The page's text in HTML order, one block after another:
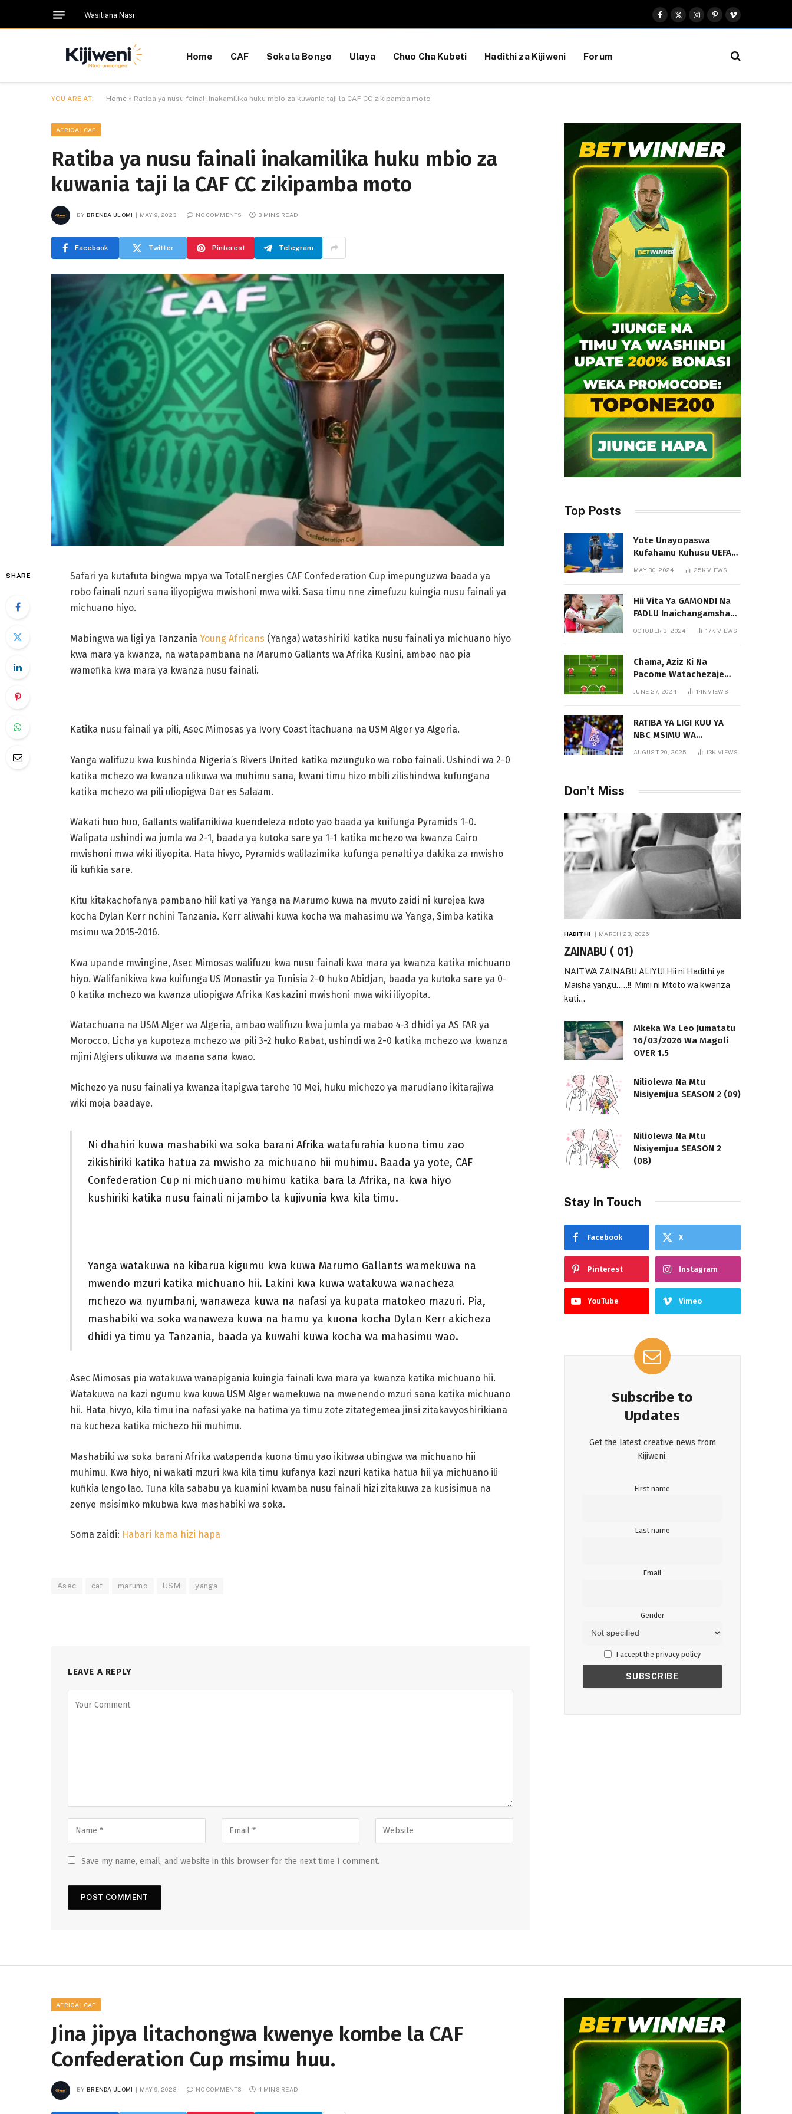
Wasiliana Nasi
Facebook
X
(Twitter)
Instagram
Pinterest
Vimeo
Home CAF Soka la Bongo Ulaya Chuo Cha Kubeti Hadithi za Kijiweni Forum
YOU ARE AT: Home » Ratiba ya nusu fainali inakamilika huku mbio za kuwania taji la CAF CC zikipamba moto
AFRICA | CAF
Ratiba ya nusu fainali inakamilika huku mbio za
kuwania taji la CAF CC zikipamba moto
BY BRENDA ULOMI MAY 9, 2023 NO COMMENTS 3 MINS READ
Facebook Twitter Pinterest Telegram
SHARE
Safari ya kutafuta bingwa mpya wa TotalEnergies CAF Confederation Cup imepunguzwa baada ya
robo fainali nzuri sana iliyopigwa mwishoni mwa wiki. Sasa timu nne zimefuzu kuingia nusu fainali ya
michuano hiyo.
Mabingwa wa ligi ya Tanzania Young Africans (Yanga) watashiriki katika nusu fainali ya michuano hiyo
kwa mara ya kwanza, na watapambana na Marumo Gallants wa Afrika Kusini, ambao nao pia
wamefika kwa mara ya kwanza nusu fainali.
Katika nusu fainali ya pili, Asec Mimosas ya Ivory Coast itachuana na USM Alger ya Algeria.
Yanga walifuzu kwa kushinda Nigeria’s Rivers United katika mzunguko wa robo fainali. Ushindi wa 2-0
katika mchezo wa kwanza ulikuwa wa muhimu sana, kwani timu hizo mbili zilishindwa kufungana
katika mchezo wa pili uliopigwa Dar es Salaam.
Wakati huo huo, Gallants walifanikiwa kuendeleza ndoto yao baada ya kuifunga Pyramids 1-0.
Walipata ushindi wa jumla wa 2-1, baada ya kutoka sare ya 1-1 katika mchezo wa kwanza Cairo
mwishoni mwa wiki iliyopita. Hata hivyo, Pyramids walilazimika kufunga penalti ya dakika za mwisho
ili kufikia sare.
Kitu kitakachofanya pambano hili kati ya Yanga na Marumo kuwa na mvuto zaidi ni kurejea kwa
kocha Dylan Kerr nchini Tanzania. Kerr aliwahi kuwa kocha wa mahasimu wa Yanga, Simba katika
msimu wa 2015-2016.
Kwa upande mwingine, Asec Mimosas walifuzu kwa nusu fainali kwa mara ya kwanza katika michuano
hiyo. Walifanikiwa kwa kuifunga US Monastir ya Tunisia 2-0 huko Abidjan, baada ya kutoka sare ya 0-
0 katika mchezo wa kwanza uliopigwa Afrika Kaskazini mwishoni mwa wiki iliyopita.
Watachuana na USM Alger wa Algeria, ambao walifuzu kwa jumla ya mabao 4-3 dhidi ya AS FAR ya
Morocco. Licha ya kupoteza mchezo wa pili 3-2 huko Rabat, ushindi wa 2-0 katika mchezo wa kwanza
mjini Algiers ulikuwa wa maana sana kwao.
Michezo ya nusu fainali ya kwanza itapigwa tarehe 10 Mei, huku michezo ya marudiano ikitarajiwa
wiki moja baadaye.
Ni dhahiri kuwa mashabiki wa soka barani Afrika watafurahia kuona timu zao
zikishiriki katika hatua za mwisho za michuano hii muhimu. Baada ya yote, CAF
Confederation Cup ni michuano muhimu katika bara la Afrika, na kwa hiyo
kushiriki katika nusu fainali ni jambo la kujivunia kwa kila timu.
Yanga watakuwa na kibarua kigumu kwa kuwa Marumo Gallants wamekuwa na
mwendo mzuri katika michuano hii. Lakini kwa kuwa watakuwa wanacheza
mchezo wa nyumbani, wanaweza kuwa na nafasi ya kupata matokeo mazuri. Pia,
mashabiki wa soka wanaweza kuwa na hamu ya kuona kocha Dylan Kerr akicheza
dhidi ya timu ya Tanzania, baada ya kuwahi kuwa kocha wa mahasimu wao.
Asec Mimosas pia watakuwa wanapigania kuingia fainali kwa mara ya kwanza katika michuano hii.
Watakuwa na kazi ngumu kwa kuwa USM Alger wamekuwa na mwenendo mzuri sana katika michuano
hii. Hata hivyo, kila timu ina nafasi yake na hatima ya timu zote zitategemea jinsi zitakavyoshirikiana
na kucheza katika michezo hii muhimu.
Mashabiki wa soka barani Afrika watapenda kuona timu yao ikitwaa ubingwa wa michuano hii
muhimu. Kwa hiyo, ni wakati mzuri kwa kila timu kufanya kazi nzuri katika hatua hii ya michuano ili
kufikia lengo lao. Tuna kila sababu ya kuamini kwamba nusu fainali hizi zitakuwa za kusisimua na
zenye msisimko mkubwa kwa mashabiki wa soka.
Soma zaidi: Habari kama hizi hapa
Asec caf marumo USM yanga
LEAVE A REPLY
Save my name, email, and website in this browser for the next time I comment.
Top Posts
Yote Unayopaswa
Kufahamu Kuhusu UEFA
EURO 2024 German
MAY 30, 2024 25KVIEWS
Hii Vita Ya GAMONDI Na
FADLU Inaichangamsha
OCTOBER 3, 2024 17KVIEWS
Chama, Aziz Ki Na
Pacome Watachezaje
JUNE 27, 2024 14KVIEWS
RATIBA YA LIGI KUU YA
NBC MSIMU WA
AUGUST 29, 2025 13KVIEWS
Don't Miss
HADITHI MARCH 23, 2026
ZAINABU ( 01)
NAITWA ZAINABU ALIYU! Hii ni Hadithi ya
Maisha yangu…..!! Mimi ni Mtoto wa kwanza
kati…
Mkeka Wa Leo Jumatatu
16/03/2026 Wa Magoli
OVER 1.5
Niliolewa Na Mtu
Nisiyemjua SEASON 2 (09)
Niliolewa Na Mtu
Nisiyemjua SEASON 2
(08)
Stay In Touch
Facebook X
Pinterest Instagram
YouTube Vimeo
Subscribe to
Updates
Get the latest creative news from
Kijiweni.
First name
Last name
Email
Gender
I accept the privacy policy
AFRICA | CAF
Jina jipya litachongwa kwenye kombe la CAF
Confederation Cup msimu huu.
BY BRENDA ULOMI MAY 9, 2023 NO COMMENTS 4 MINS READ